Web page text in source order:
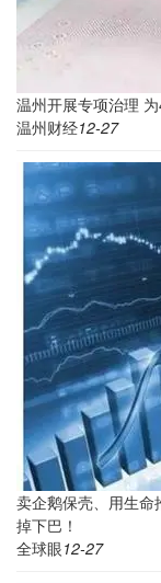
温州开展专项治理
温州财经12-27
卖企鹅保壳、用生
掉下巴！
全球眼12-27